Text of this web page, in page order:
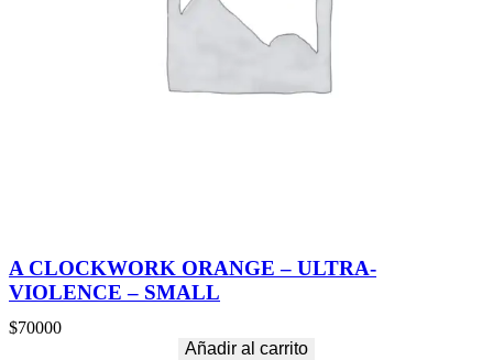
A CLOCKWORK ORANGE – ULTRA-
VIOLENCE – SMALL
$70000
Añadir al carrito